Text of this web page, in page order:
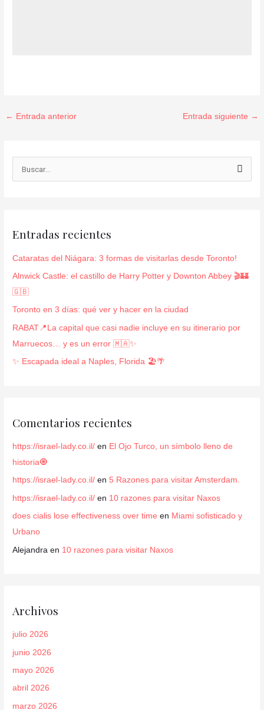
a
Entradas recientes
Cataratas del Niágara: 3 formas de visitarlas desde Toronto!
Alnwick Castle: el castillo de Harry Potter y Downton Abbey 🎬🏰
🇬🇧
Toronto en 3 días: qué ver y hacer en la ciudad
RABAT📍La capital que casi nadie incluye en su itinerario por
Marruecos… y es un error 🇲🇦✨
✨ Escapada ideal a Naples, Florida 🏖️🌴
Comentarios recientes
https://israel-lady.co.il/ en El Ojo Turco, un símbolo lleno de
historia🧿
https://israel-lady.co.il/ en 5 Razones para visitar Amsterdam.
https://israel-lady.co.il/ en 10 razones para visitar Naxos
does cialis lose effectiveness over time en Miami sofisticado y
Urbano
Alejandra en 10 razones para visitar Naxos
Archivos
julio 2026
junio 2026
mayo 2026
abril 2026
marzo 2026
← Entrada anterior Entrada siguiente →